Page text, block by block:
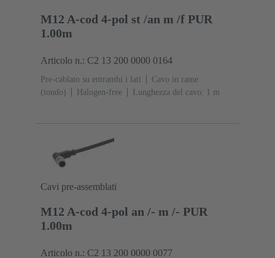
M12 A-cod 4-pol st /an m /f PUR
1.00m
Articolo n.: C2 13 200 0000 0164
Pre-cablato su entrambi i lati
Cavo in rame
(tondo)
Halogen-free Lunghezza del cavo: 1 m
Cavi pre-assemblati
M12 A-cod 4-pol an /- m /- PUR
1.00m
Articolo n.: C2 13 200 0000 0077